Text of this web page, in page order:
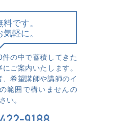
です。
軽に。
の中で蓄積してきた
ご案内いたします。
希望講師や講師のイ
範囲で構いませんの
い。